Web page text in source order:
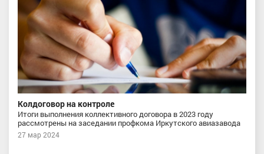
Колдоговор на контроле
Итоги выполнения коллективного договора в 2023 году
рассмотрены на заседании профкома Иркутского авиазавода
27 мар 2024